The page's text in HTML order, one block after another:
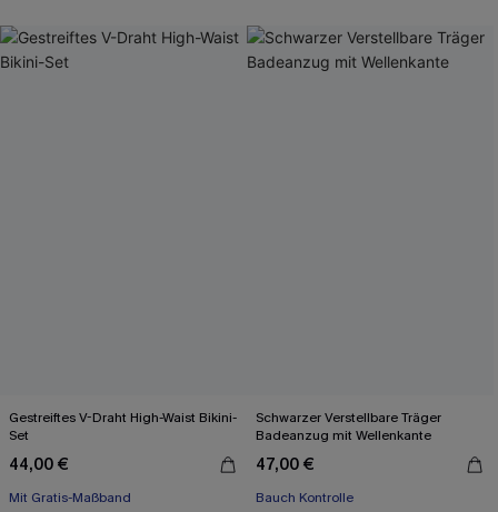
Gestreiftes V-Draht High-Waist Bikini-
Set
44,00 €
Mit Gratis-Maßband
Schwarzer Verstellbare Träger
Badeanzug mit Wellenkante
47,00 €
Bauch Kontrolle